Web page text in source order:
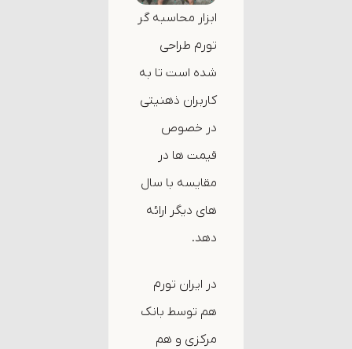
ابزار محاسبه گر
تورم طراحی
شده است تا به
کاربران ذهنیتی
در خصوص
قیمت ها در
مقایسه با سال
های دیگر ارائه
دهد.
در ایران تورم
هم توسط بانک
مرکزی و هم